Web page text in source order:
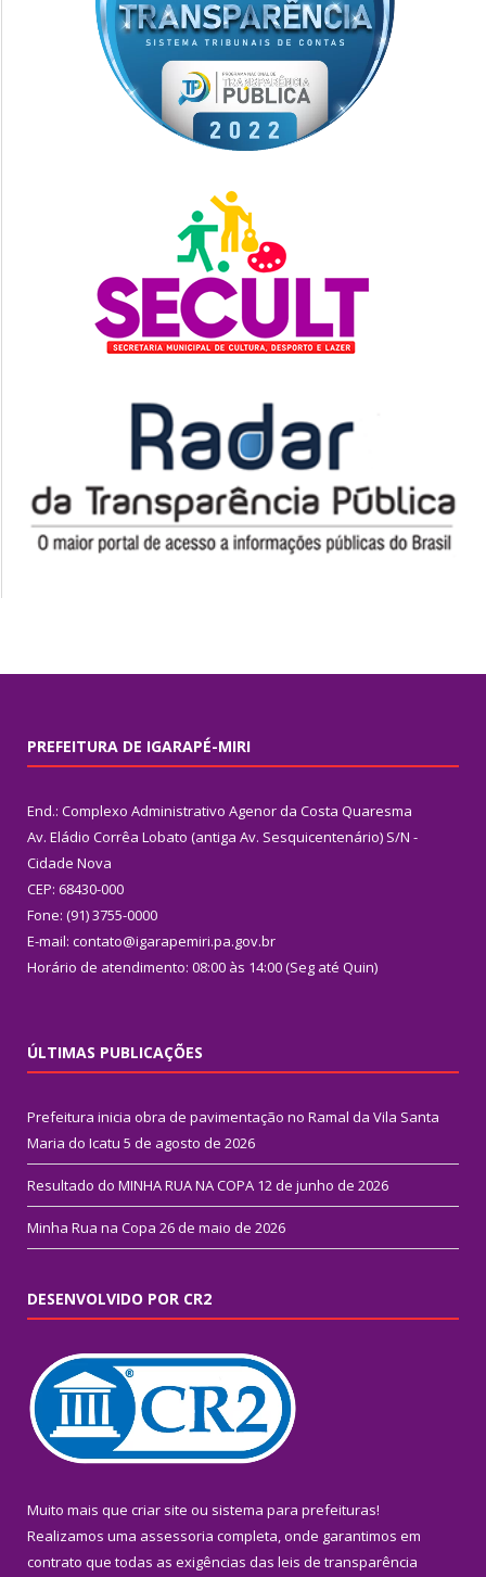
PREFEITURA DE IGARAPÉ-MIRI
End.: Complexo Administrativo Agenor da Costa Quaresma
Av. Eládio Corrêa Lobato (antiga Av. Sesquicentenário) S/N -
Cidade Nova
CEP: 68430-000
Fone: (91) 3755-0000
E-mail: contato@igarapemiri.pa.gov.br
Horário de atendimento: 08:00 às 14:00 (Seg até Quin)
ÚLTIMAS PUBLICAÇÕES
Prefeitura inicia obra de pavimentação no Ramal da Vila Santa
Maria do Icatu 5 de agosto de 2026
Resultado do MINHA RUA NA COPA 12 de junho de 2026
Minha Rua na Copa 26 de maio de 2026
DESENVOLVIDO POR CR2
Muito mais que criar site ou sistema para prefeituras!
Realizamos uma assessoria completa, onde garantimos em
contrato que todas as exigências das leis de transparência